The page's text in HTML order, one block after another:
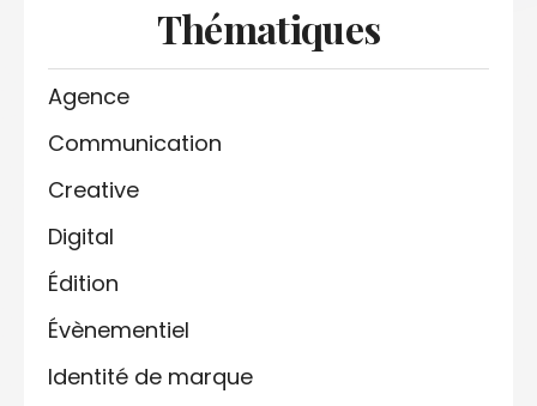
Thématiques
Agence
Communication
Creative
Digital
Édition
Évènementiel
Identité de marque